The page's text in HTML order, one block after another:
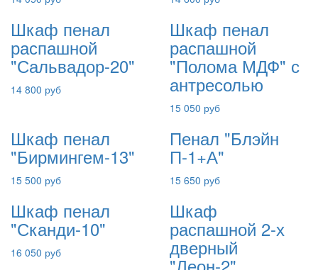
Шкаф пенал
распашной
"Сальвадор-20"
14 800 руб
Шкаф пенал
распашной
"Полома МДФ" с
антресолью
15 050 руб
Шкаф пенал
"Бирмингем-13"
15 500 руб
Пенал "Блэйн
П-1+А"
15 650 руб
Шкаф пенал
"Сканди-10"
16 050 руб
Шкаф
распашной 2-х
дверный